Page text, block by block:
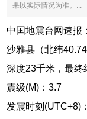
果以实际情况为准。...
中国地震台网速报
沙雅县（北纬
深度23千米，最终
震级(M)：3.7
发震时刻(UTC+8)